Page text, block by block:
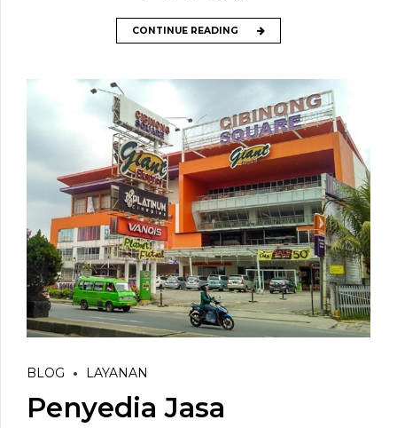
CONTINUE READING
BLOG LAYANAN
Penyedia Jasa